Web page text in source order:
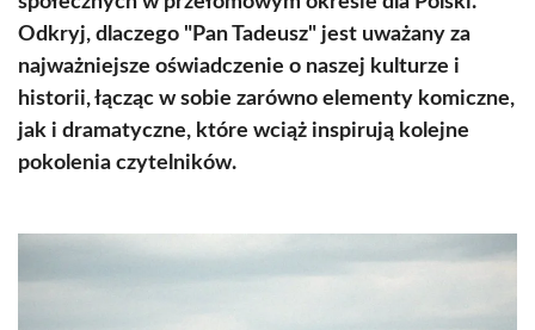
Odkryj, dlaczego "Pan Tadeusz" jest uważany za
najważniejsze oświadczenie o naszej kulturze i
historii, łącząc w sobie zarówno elementy komiczne,
jak i dramatyczne, które wciąż inspirują kolejne
pokolenia czytelników.